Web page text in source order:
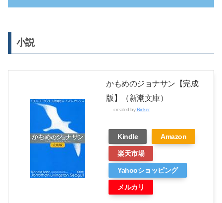
小説
かもめのジョナサン【完成
版】（新潮文庫）
created byRinker
Kindle Amazon
楽天市場
Yahooショッピング
メルカリ